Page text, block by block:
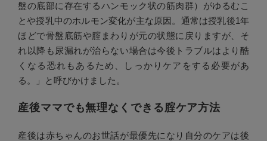
盤の底部に存在するハンモック状の筋肉群）がゆるむこ
とや授乳中のホルモン変化が主な原因。通常は授乳後1年
ほどで骨盤底筋や腟まわりが元の状態に戻りますが、そ
れ以降も尿漏れが治らない場合は今後トラブルはより酷
くなる恐れもあるため、しっかりケアをする必要があ
る。」と呼びかけました。
産後ママでも無理なくできる腟ケア方法
産後は赤ちゃんのお世話が最優先になり自分のケアは後